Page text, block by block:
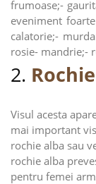
frumoase;-
eveniment
calatorie;-
rosie- mandrie;-
2. Rochie
Visul acesta
mai important
rochie alba sau
rochie alba
pentru femei